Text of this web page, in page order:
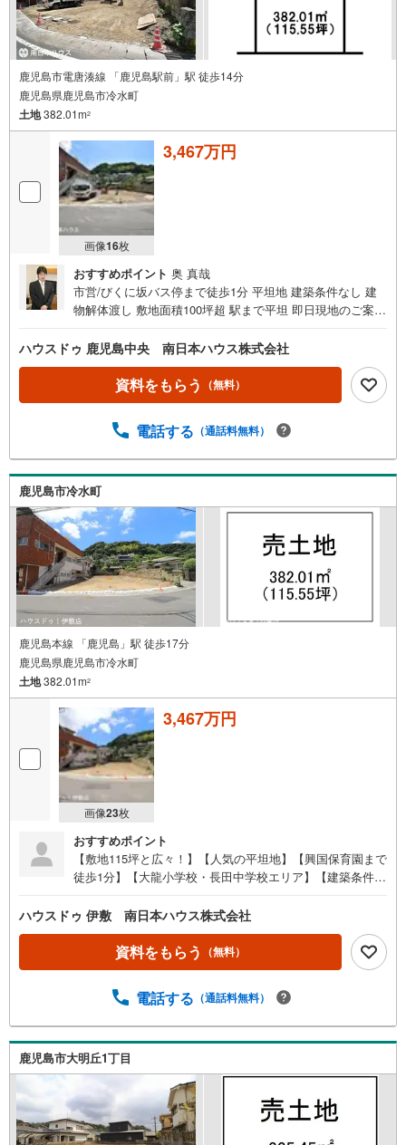
鹿児島市電唐湊線 「鹿児島駅前」駅 徒歩14分
鹿児島県鹿児島市冷水町
土地382.01m2
画像16枚
3,467万円
おすすめポイント 奥 真哉
市営/びくに坂バス停まで徒歩1分 平坦地 建築条件なし 建
物解体渡し 敷地面積100坪超 駅まで平坦 即日現地のご案内
育園まで徒歩1分（約40m）・ファミリーマート長田町店ま
で徒歩4分（約280m）・公益社団法人鹿児島共済会 南風病
院まで徒歩5分（約340m）・南洲公園まで徒歩8分（約570
m）・ドラッグストアコスモス下竜尾町店まで徒歩8分（約
m）・タイヨー 大竜店まで徒歩10分（約750m）・長田中
（約1060m）ご希望がございましたら近隣の資料をお持ち
いたします 他にもご覧になりたい物件がございましたら、
遠慮なくお申し付けください 店頭で住宅ローンのご相談、
資金計画、お申込みが可能です 売却のご相談・査定も無料
で受付中 お家のことならハウスドゥ鹿児島中央の南日本ハ
ウスにお任せ下さい！
ハウスドゥ 鹿児島中央 南日本ハウス株式会社
資料をもらう （無料）
電話する （通話料無料）
鹿児島市冷水町
鹿児島本線 「鹿児島」駅 徒歩17分
鹿児島県鹿児島市冷水町
土地382.01m2
画像23枚
3,467万円
おすすめポイント
【敷地115坪と広々！】【人気の平坦地】【興国保育園まで
徒歩1分】【大龍小学校・長田中学校エリア】【建築条件な
イチ押しポイント●・敷地115坪と広々！住宅用や事業用な
ど多様な使い方のできる土地・人気の平坦地で、周辺に病
院、スーパー、保育園等あり●周辺環境●・大龍小学校まで
徒歩13分（約1000m）・長田中学校まで徒歩13分（約1000
ト長田町店まで徒歩4分（約290m）・公益社団法人鹿児島
歩7分（約540m）・ドラッグストアコスモス下竜尾町店ま
で徒歩8分（約590m）・鹿児島銀行たてばば支店まで徒歩1
0分（約760m）・鹿児島医療センターまで徒歩12分（約90
0m）・城山ストアー城山店まで徒歩14分（約1110m） 住
宅ローンのご相談も承ります！お気軽にご相談ください
ハウスドゥ 伊敷 南日本ハウス株式会社
資料をもらう （無料）
電話する （通話料無料）
鹿児島市大明丘1丁目